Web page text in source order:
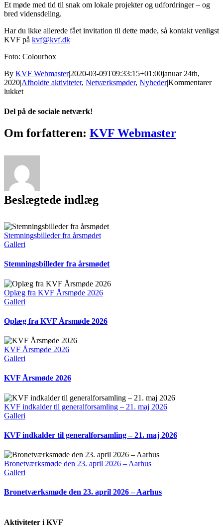
Et møde med tid til snak om lokale projekter og udfordringer – og
bred vidensdeling.
Har du ikke allerede fået invitation til dette møde, så kontakt venligst
KVF på kvf@kvf.dk
Foto: Colourbox
By KVF Webmaster|2020-03-09T09:33:15+01:00januar 24th,
2020|Afholdte aktiviteter, Netværksmøder, Nyheder|Kommentarer
lukkettil
i
Bronetværk
–
/
(S-
Ø)
den
2020
Del på de sociale netværk!
Facebook
Twitter
Reddit
LinkedIn
Tumblr
Pinterest
Vk
E-
mail
Om forfatteren: KVF Webmaster
Beslægtede indlæg
Stemningsbilleder fra årsmødet
Galleri
Stemningsbilleder fra årsmødet
Oplæg fra KVF Årsmøde 2026
Galleri
Oplæg fra KVF Årsmøde 2026
KVF Årsmøde 2026
Galleri
KVF Årsmøde 2026
KVF indkalder til generalforsamling – 21. maj 2026
Galleri
KVF indkalder til generalforsamling – 21. maj 2026
Bronetværksmøde den 23. april 2026 – Aarhus
Galleri
Bronetværksmøde den 23. april 2026 – Aarhus
Aktiviteter i KVF